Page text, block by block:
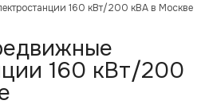
160 кВт/200 кВА в Москве
160 кВт/200